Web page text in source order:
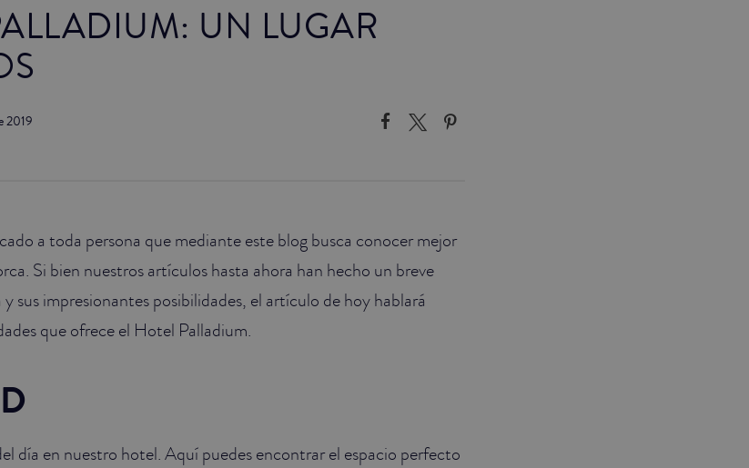
UN LUGAR
2019
a toda persona que mediante este blog busca conocer mejor
Si bien nuestros artículos hasta ahora han hecho un breve
sus impresionantes posibilidades, el artículo de hoy hablará
que ofrece el Hotel Palladium.
día en nuestro hotel. Aquí puedes encontrar el espacio perfecto